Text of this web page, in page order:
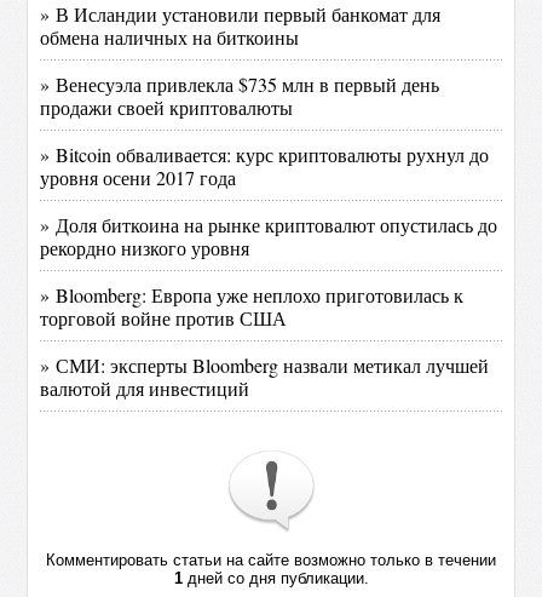
» В Исландии установили первый банкомат для
обмена наличных на биткоины
» Венесуэла привлекла $735 млн в первый день
продажи своей криптовалюты
» Bitcoin обваливается: курс криптовалюты рухнул до
уровня осени 2017 года
» Доля биткоина на рынке криптовалют опустилась до
рекордно низкого уровня
» Bloomberg: Европа уже неплохо приготовилась к
торговой войне против США
» СМИ: эксперты Bloomberg назвали метикал лучшей
валютой для инвестиций
Комментировать статьи на сайте возможно только в течении
1дней со дня публикации.